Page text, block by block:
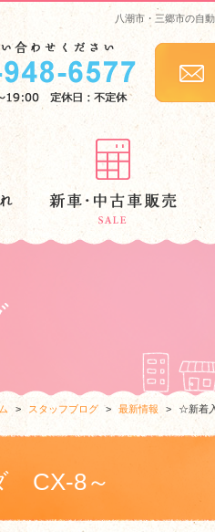
八潮市・三郷市の自
> スタッフブログ > 最新情報 > ☆新着
CX-8～